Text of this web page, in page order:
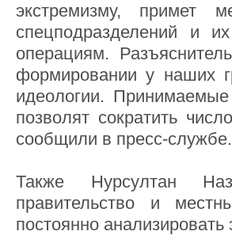
экстремизму, примет
спецподразделений и
операциям.
формировании у наших
идеологии.
позволят сократить
сообщили в пресс-службе.
Также Нурсултан
правительство и
постоянно